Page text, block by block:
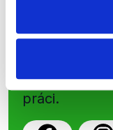
Nenechte si
z
příspěvků
práci.